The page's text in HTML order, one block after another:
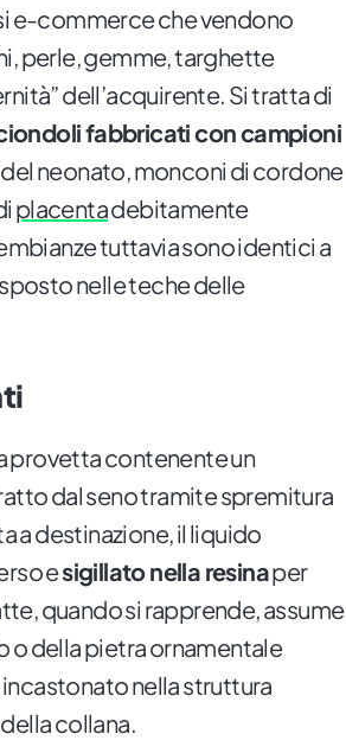
e-commerce che vendono
perle, gemme, targhette
dell’acquirente. Si tratta di
fabbricati con campioni
neonato, monconi di cordone
placentadebitamente
tuttavia sono identici a
nelle teche delle
provetta contenente un
dal seno tramite spremitura
a destinazione, il liquido
esigillato nella resinaper
quando si rapprende, assume
o della pietra ornamentale
nella struttura
collana.